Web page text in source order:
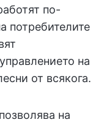
по-
потребителите
на
от всякога.
на